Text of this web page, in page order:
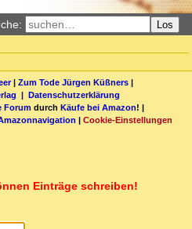
Los
| Zum Tode Jürgen Küßners |
| Datenschutzerklärung
Forum durch Käufe bei Amazon! |
| Cookie-Einstellungen
Einträge schreiben!